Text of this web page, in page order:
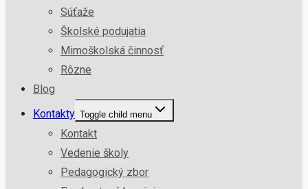
Súťaže
Školské podujatia
Mimoškolská činnosť
Rôzne
Blog
Kontakty Toggle child menu
Kontakt
Vedenie školy
Pedagogický zbor